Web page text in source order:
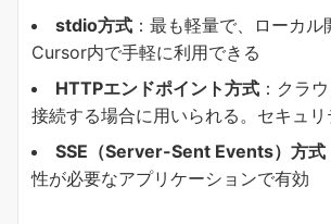
stdio方式 ：最も軽量で、ローカル
Cursor内で手軽に利用できる
HTTPエンドポイント方式 ：クラ
接続する場合に用いられる。セキュ
SSE（Server-Sent Events）方式
性が必要なアプリケーションで有効